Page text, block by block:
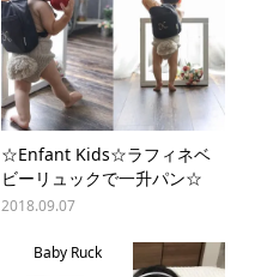
☆Enfant Kids☆ラフィネベ
ビーリュックで一升パン☆
2018.09.07
Baby Ruck